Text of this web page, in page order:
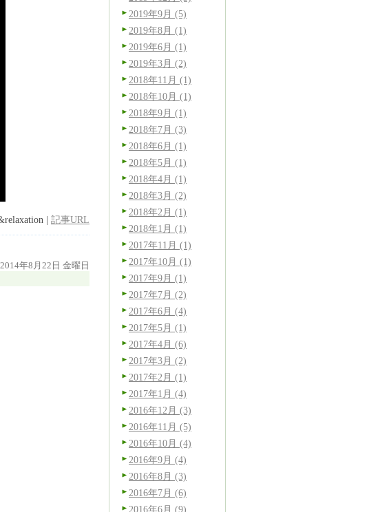
| 記事URL
2014年8月22日 金曜日
2019年9月 (5)
2019年8月 (1)
2019年6月 (1)
2019年3月 (2)
2018年11月 (1)
2018年10月 (1)
2018年9月 (1)
2018年7月 (3)
2018年6月 (1)
2018年5月 (1)
2018年4月 (1)
2018年3月 (2)
2018年2月 (1)
2018年1月 (1)
2017年11月 (1)
2017年10月 (1)
2017年9月 (1)
2017年7月 (2)
2017年6月 (4)
2017年5月 (1)
2017年4月 (6)
2017年3月 (2)
2017年2月 (1)
2017年1月 (4)
2016年12月 (3)
2016年11月 (5)
2016年10月 (4)
2016年9月 (4)
2016年8月 (3)
2016年7月 (6)
2016年6月 (9)